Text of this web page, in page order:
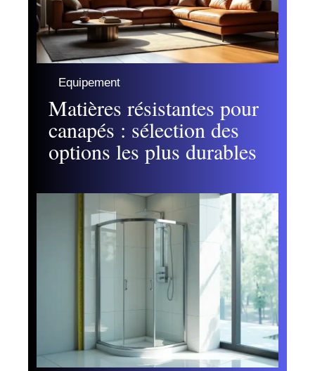
Equipement
Matières résistantes pour
canapés : sélection des
options les plus durables